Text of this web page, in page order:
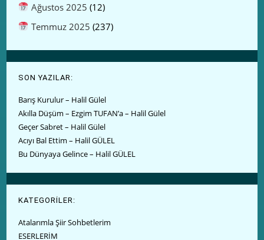
Ağustos 2025 (12)
Temmuz 2025 (237)
SON YAZILAR:
Barış Kurulur – Halil Gülel
Akılla Düşüm – Ezgim TUFAN’a – Halil Gülel
Geçer Sabret – Halil Gülel
Acıyı Bal Ettim – Halil GÜLEL
Bu Dünyaya Gelince – Halil GÜLEL
KATEGORİLER:
Atalarımla Şiir Sohbetlerim
ESERLERİM